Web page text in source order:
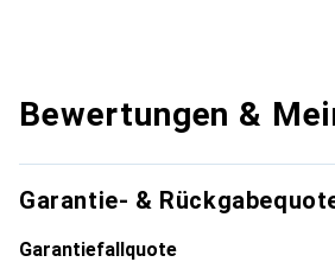
Bewertungen &
Garantie- &
Garantiefallquote